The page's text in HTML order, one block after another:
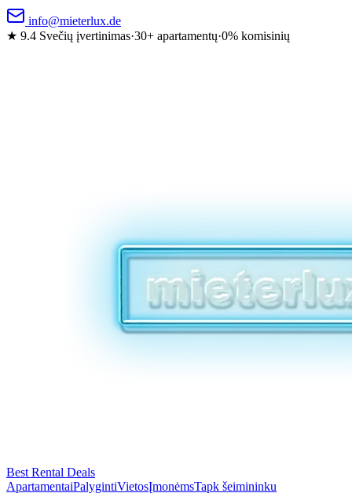
info@mieterlux.de
★ 9.4 Svečių įvertinimas·30+ apartamentų·0% komisinių
Best Rental Deals
ApartamentaiPalygintiVietosĮmonėmsTapk šeimininku